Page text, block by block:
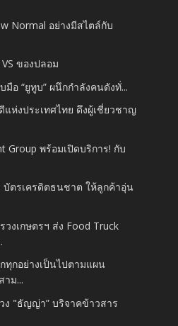
Normal อย่างมีสไตล์กับ
ของปลอม
บมือ “ยูทูบ” ผนึกกำลังคนดังทั่...
ห่งประเทศไทย ดึงผู้เชี่ยวชาญ
Group พร้อมเปิดบริการ! กับ
บัตรเครดิตธนชาต ให้ลูกค้าอุ่น
งเกษตรฯ ส่ง Food Truck
ทุกอย่างเป็นไปตามแผน
าม...
"ธัญญ่า” บริจาคข้าวสาร